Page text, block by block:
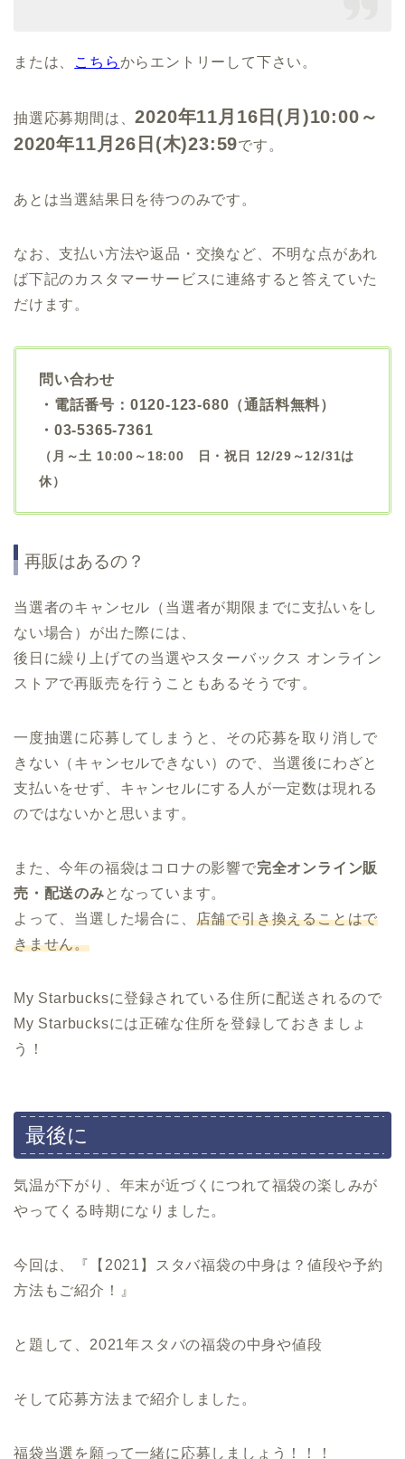
または、 こちらからエントリーして下さい。
抽選応募期間は、2020年11月16日(月)10:00～
2020年11月26日(木)23:59です。
あとは当選結果日を待つのみです。
なお、支払い方法や返品・交換など、不明な点があれ
ば下記のカスタマーサービスに連絡すると答えていた
だけます。
問い合わせ
・電話番号：0120-123-680（通話料無料）
・03-5365-7361
（月～土 10:00～18:00 日・祝日 12/29～12/31は
休）
再販はあるの？
当選者のキャンセル（当選者が期限までに支払いをし
ない場合）が出た際には、
後日に繰り上げての当選やスターバックス オンライン
ストアで再販売を行うこともあるそうです。
一度抽選に応募してしまうと、その応募を取り消しで
きない（キャンセルできない）ので、当選後にわざと
支払いをせず、キャンセルにする人が一定数は現れる
のではないかと思います。
また、今年の福袋はコロナの影響で完全オンライン販
売・配送のみとなっています。
よって、当選した場合に、 店舗で引き換えることはで
きません。
My Starbucksに登録されている住所に配送されるので
My Starbucksには正確な住所を登録しておきましょ
う！
最後に
気温が下がり、年末が近づくにつれて福袋の楽しみが
やってくる時期になりました。
今回は、『【2021】スタバ福袋の中身は？値段や予約
方法もご紹介！』
と題して、2021年スタバの福袋の中身や値段
そして応募方法まで紹介しました。
福袋当選を願って一緒に応募しましょう！！！